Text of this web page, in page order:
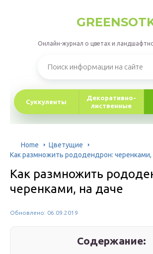
Онлайн-журнал о цветах и
Суккуленты
Декоративно-
лиственные
Home
Цветущие
Как размножить рододендрон: черенками,
Как размножить
черенками, на даче
Обновлено: 06.09.2019
Содержание: